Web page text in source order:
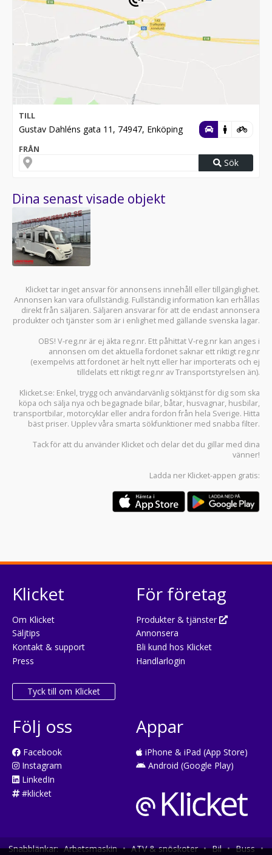
TILL
Gustav Dahléns gata 11, 74947, Enköping
FRÅN
Sök
Dina senast visade objekt
Klicket tar inget ansvar för annonsens innehåll eller tillgänglighet.
Annonsen kan vara ofullständig. Fullständig information kan erhållas
direkt från säljaren. Säljaren ansvarar för att de endast annonsera
produkter och tjänster som är i enlighet med gällande svenska lagar.
OBS! V-reg.nr är ej äkta reg.nr. Ett påhittat V-reg.nr kan anges i
annonsen om det aktuella fordonet saknar ett riktigt reg.nr
(exempelvis att fordonet är helt nytt eller har importerats och ej
tilldelats ett riktigt reg.nr av Transportstyrelsen än).
Klicket.se: Enkel, trygg och användarvänlig söktjänst för dig som ska
köpa och sälja nya och begagnade bilar, båtar, husvagnar, husbilar,
transportbilar, motorcyklar eller andra fordon från hela Sverige. Hitta
bäst priser. Upplev våra smarta sökfunktioner med snabba filter.
Tack för att du använder Klicket och delar det du gillar med dina
vänner!
Ladda ner Klicket-appen gratis:
Klicket
Om Klicket
Säljtips
Kontakt & support
Press
Tyck till om Klicket
För företag
Produkter & tjänster
Annonsera
Bli kund hos Klicket
Handlarlogin
Följ oss
Facebook
Instagram
LinkedIn
#klicket
Appar
iPhone & iPad (App Store)
Android (Google Play)
Snabblänkar: Arbetsmaskin • ATV & snöskoter • Bil • Buss •